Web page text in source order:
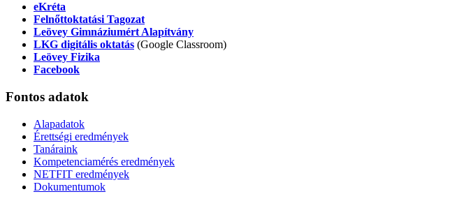
eKréta
Felnőttoktatási Tagozat
Leövey Gimnáziumért Alapítvány
LKG digitális oktatás (Google Classroom)
Leövey Fizika
Facebook
Fontos adatok
Alapadatok
Érettségi eredmények
Tanáraink
Kompetenciamérés eredmények
NETFIT eredmények
Dokumentumok